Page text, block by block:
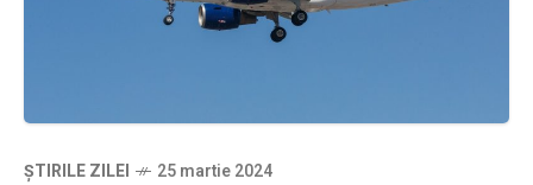
ȘTIRILE ZILEI 25 martie 2024